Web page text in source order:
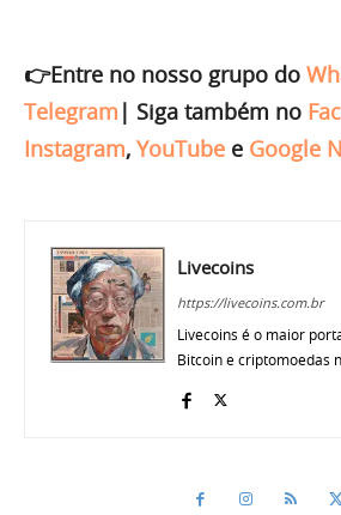
👉Entre no nosso grupo do
Telegram | Siga também no
Instagram, YouTube e Google
Livecoins
https://livecoins.com.br
Livecoins é o maior
Bitcoin e criptomoedas